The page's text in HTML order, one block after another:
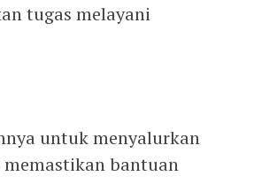
tugas melayani
untuk menyalurkan
bantuan